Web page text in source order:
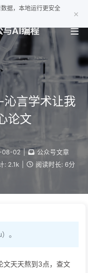
据，本地运行更安全
×
与AI编程
言学术让我
论文
08-02 |
公众号文章
: 2.1k 阅读时长: 6分
。
文天天熬到3点，查文